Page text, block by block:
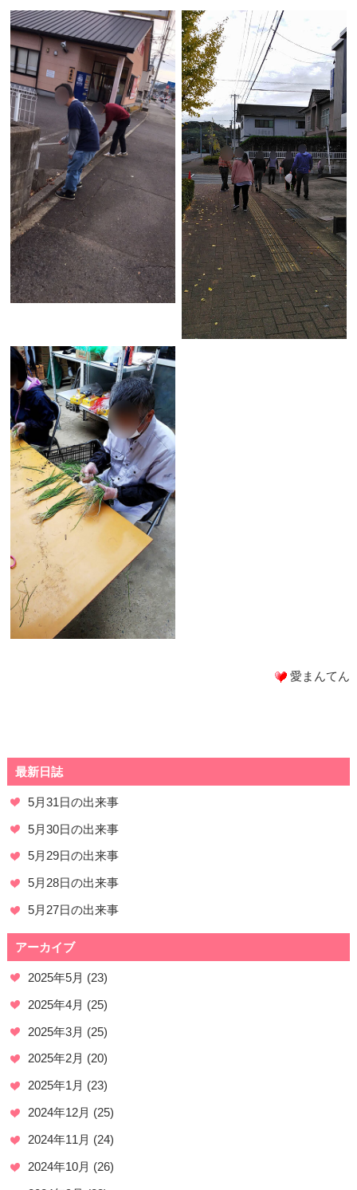
愛まんてん
最新日誌
5月31日の出来事
5月30日の出来事
5月29日の出来事
5月28日の出来事
5月27日の出来事
アーカイブ
2025年5月 (23)
2025年4月 (25)
2025年3月 (25)
2025年2月 (20)
2025年1月 (23)
2024年12月 (25)
2024年11月 (24)
2024年10月 (26)